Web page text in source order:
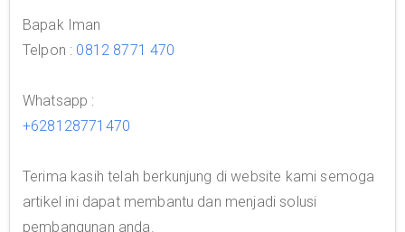
Bapak Iman
Telpon : 0812 8771 470
Whatsapp :
+628128771470
Terima kasih telah berkunjung di website kami semoga
artikel ini dapat membantu dan menjadi solusi
pembangunan anda.